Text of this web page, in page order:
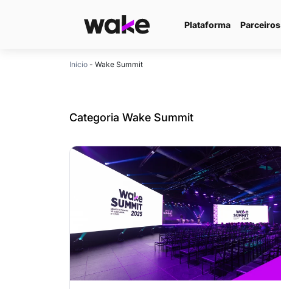
Plataforma Parceiros
Início - Wake Summit
Categoria Wake Summit